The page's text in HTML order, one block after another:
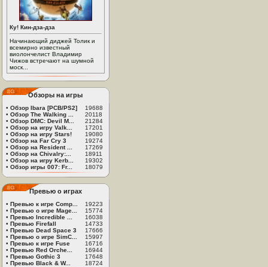
Ку! Кин-дза-дза
Начинающий диджей Толик и
всемирно известный
виолончелист Владимир
Чижов встречают на шумной
моск...
Обзоры на игры
• Обзор Ibara [PCB/PS2]
19688
• Обзор The Walking ...
20118
• Обзор DMC: Devil M...
21284
• Обзор на игру Valk...
17201
• Обзор на игру Stars!
19080
• Обзор на Far Cry 3
19274
• Обзор на Resident ...
17269
• Обзор на Chivalry:...
18911
• Обзор на игру Kerb...
19302
• Обзор игры 007: Fr... 18079
Превью о играх
• Превью к игре Comp...
19223
• Превью о игре Mage...
15774
• Превью Incredible ...
16038
• Превью Firefall
14733
• Превью Dead Space 3
17666
• Превью о игре SimC...
15997
• Превью к игре Fuse
16716
• Превью Red Orche...
16944
• Превью Gothic 3
17648
• Превью Black & W... 18724